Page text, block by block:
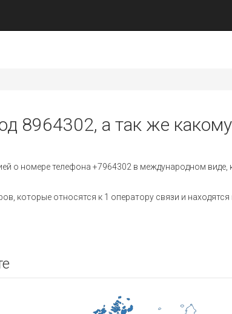
8964302, а так же
о номере телефона +7964302 в международном виде,
которые относятся к 1 оператору связи и находятся